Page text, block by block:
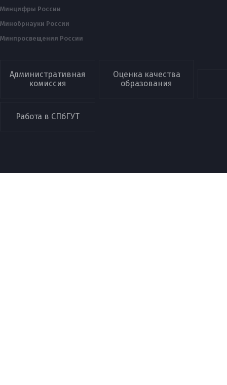
Минцифры России
Минобрнауки России
Минпросвещения России
Административная
комиссия
Оценка качества
образования
Работа в СПбГУТ